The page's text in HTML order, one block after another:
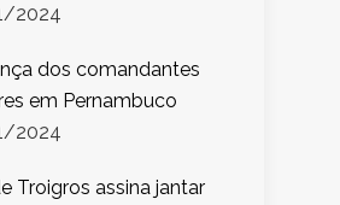
2024
dos comandantes
em Pernambuco
2024
Troigros assina jantar